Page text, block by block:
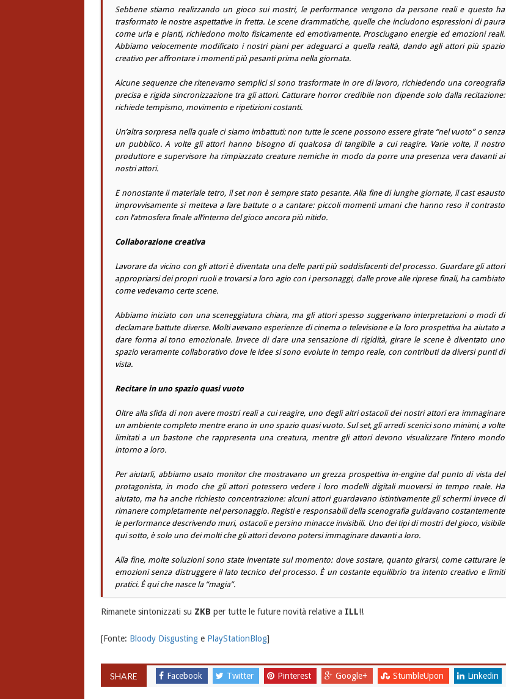
Sebbene stiamo realizzando un gioco sui mostri, le performance vengono da persone reali e questo ha
trasformato le nostre aspettative in fretta. Le scene drammatiche, quelle che includono espressioni di paura
come urla e pianti, richiedono molto fisicamente ed emotivamente. Prosciugano energie ed emozioni reali.
Abbiamo velocemente modificato i nostri piani per adeguarci a quella realtà, dando agli attori più spazio
creativo per affrontare i momenti più pesanti prima nella giornata.
Alcune sequenze che ritenevamo semplici si sono trasformate in ore di lavoro, richiedendo una coreografia
precisa e rigida sincronizzazione tra gli attori. Catturare horror credibile non dipende solo dalla recitazione:
richiede tempismo, movimento e ripetizioni costanti.
Un’altra sorpresa nella quale ci siamo imbattuti: non tutte le scene possono essere girate “nel vuoto” o senza
un pubblico. A volte gli attori hanno bisogno di qualcosa di tangibile a cui reagire. Varie volte, il nostro
produttore e supervisore ha rimpiazzato creature nemiche in modo da porre una presenza vera davanti ai
nostri attori.
E nonostante il materiale tetro, il set non è sempre stato pesante. Alla fine di lunghe giornate, il cast esausto
improvvisamente si metteva a fare battute o a cantare: piccoli momenti umani che hanno reso il contrasto
con l’atmosfera finale all’interno del gioco ancora più nitido.
Collaborazione creativa
Lavorare da vicino con gli attori è diventata una delle parti più soddisfacenti del processo. Guardare gli attori
appropriarsi dei propri ruoli e trovarsi a loro agio con i personaggi, dalle prove alle riprese finali, ha cambiato
come vedevamo certe scene.
Abbiamo iniziato con una sceneggiatura chiara, ma gli attori spesso suggerivano interpretazioni o modi di
declamare battute diverse. Molti avevano esperienze di cinema o televisione e la loro prospettiva ha aiutato a
dare forma al tono emozionale. Invece di dare una sensazione di rigidità, girare le scene è diventato uno
spazio veramente collaborativo dove le idee si sono evolute in tempo reale, con contributi da diversi punti di
vista.
Recitare in uno spazio quasi vuoto
Oltre alla sfida di non avere mostri reali a cui reagire, uno degli altri ostacoli dei nostri attori era immaginare
un ambiente completo mentre erano in uno spazio quasi vuoto. Sul set, gli arredi scenici sono minimi, a volte
limitati a un bastone che rappresenta una creatura, mentre gli attori devono visualizzare l’intero mondo
intorno a loro.
Per aiutarli, abbiamo usato monitor che mostravano un grezza prospettiva in-engine dal punto di vista del
protagonista, in modo che gli attori potessero vedere i loro modelli digitali muoversi in tempo reale. Ha
aiutato, ma ha anche richiesto concentrazione: alcuni attori guardavano istintivamente gli schermi invece di
rimanere completamente nel personaggio. Registi e responsabili della scenografia guidavano costantemente
le performance descrivendo muri, ostacoli e persino minacce invisibili. Uno dei tipi di mostri del gioco, visibile
qui sotto, è solo uno dei molti che gli attori devono potersi immaginare davanti a loro.
Alla fine, molte soluzioni sono state inventate sul momento: dove sostare, quanto girarsi, come catturare le
emozioni senza distruggere il lato tecnico del processo. È un costante equilibrio tra intento creativo e limiti
pratici. È qui che nasce la “magia”.
Rimanete sintonizzati su ZKB per tutte le future novità relative a ILL!!
[Fonte: Bloody Disgustinge PlayStationBlog]
SHARE Facebook Twitter Pinterest Google+ StumbleUpon Linkedin